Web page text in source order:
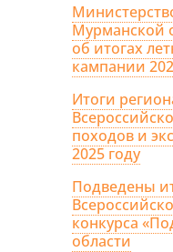
Мурманской
об итогах
кампании
Итоги
походов и
2025 году
Подведены
конкурса
области